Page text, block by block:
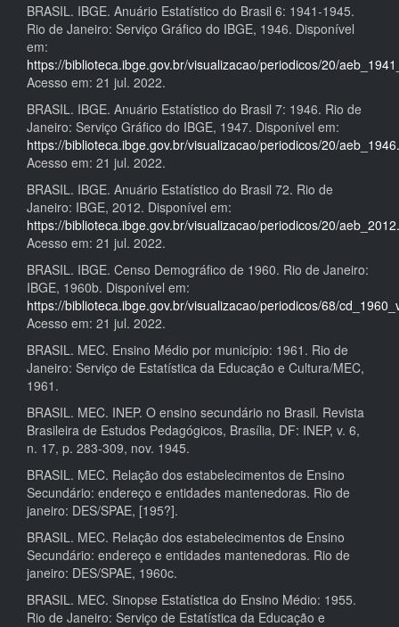
BRASIL. IBGE. Anuário Estatístico do Brasil 6: 1941-1945.
Rio de Janeiro: Serviço Gráfico do IBGE, 1946. Disponível
em:
https://biblioteca.ibge.gov.br/visualizacao/periodicos/20/
Acesso em: 21 jul. 2022.
BRASIL. IBGE. Anuário Estatístico do Brasil 7: 1946. Rio de
Janeiro: Serviço Gráfico do IBGE, 1947. Disponível em:
https://biblioteca.ibge.gov.br/visualizacao/periodicos/20/
Acesso em: 21 jul. 2022.
BRASIL. IBGE. Anuário Estatístico do Brasil 72. Rio de
Janeiro: IBGE, 2012. Disponível em:
https://biblioteca.ibge.gov.br/visualizacao/periodicos/20/
Acesso em: 21 jul. 2022.
BRASIL. IBGE. Censo Demográfico de 1960. Rio de Janeiro:
IBGE, 1960b. Disponível em:
https://biblioteca.ibge.gov.br/visualizacao/periodicos/68/
Acesso em: 21 jul. 2022.
BRASIL. MEC. Ensino Médio por município: 1961. Rio de
Janeiro: Serviço de Estatística da Educação e Cultura/MEC,
1961.
BRASIL. MEC. INEP. O ensino secundário no Brasil. Revista
Brasileira de Estudos Pedagógicos, Brasília, DF: INEP, v. 6,
n. 17, p. 283-309, nov. 1945.
BRASIL. MEC. Relação dos estabelecimentos de Ensino
Secundário: endereço e entidades mantenedoras. Rio de
janeiro: DES/SPAE, [195?].
BRASIL. MEC. Relação dos estabelecimentos de Ensino
Secundário: endereço e entidades mantenedoras. Rio de
janeiro: DES/SPAE, 1960c.
BRASIL. MEC. Sinopse Estatística do Ensino Médio: 1955.
Rio de Janeiro: Serviço de Estatística da Educação e